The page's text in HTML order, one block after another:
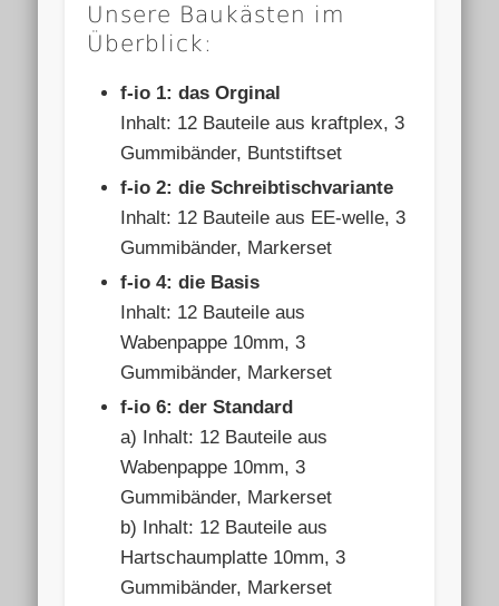
Unsere Baukästen im
Überblick:
f-io 1: das Orginal
Inhalt: 12 Bauteile aus kraftplex, 3
Gummibänder, Buntstiftset
f-io 2: die Schreibtischvariante
Inhalt: 12 Bauteile aus EE-welle, 3
Gummibänder, Markerset
f-io 4: die Basis
Inhalt: 12 Bauteile aus
Wabenpappe 10mm, 3
Gummibänder, Markerset
f-io 6: der Standard
a) Inhalt: 12 Bauteile aus
Wabenpappe 10mm, 3
Gummibänder, Markerset
b) Inhalt: 12 Bauteile aus
Hartschaumplatte 10mm, 3
Gummibänder, Markerset